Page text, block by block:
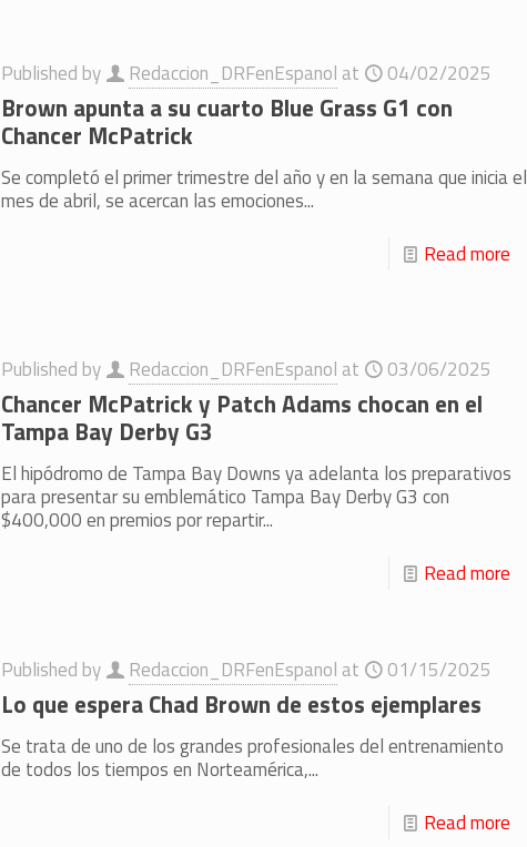
Published by Redaccion_DRFenEspanol at 04/02/2025
Brown apunta a su cuarto Blue Grass G1 con
Chancer McPatrick
Se completó el primer trimestre del año y en la semana que inicia el
mes de abril, se acercan las emociones...
Read more
Published by Redaccion_DRFenEspanol at 03/06/2025
Chancer McPatrick y Patch Adams chocan en el
Tampa Bay Derby G3
El hipódromo de Tampa Bay Downs ya adelanta los preparativos
para presentar su emblemático Tampa Bay Derby G3 con
$400,000 en premios por repartir...
Read more
Published by Redaccion_DRFenEspanol at 01/15/2025
Lo que espera Chad Brown de estos ejemplares
Se trata de uno de los grandes profesionales del entrenamiento
de todos los tiempos en Norteamérica,...
Read more